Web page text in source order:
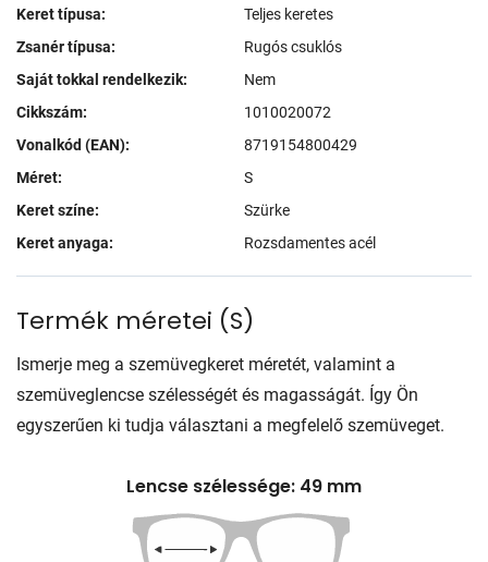
Keret típusa:
Teljes keretes
Zsanér típusa:
Rugós csuklós
Saját tokkal rendelkezik:
Nem
Cikkszám:
1010020072
Vonalkód (EAN):
8719154800429
Méret:
S
Keret színe:
Szürke
Keret anyaga:
Rozsdamentes acél
Termék méretei (S)
Ismerje meg a szemüvegkeret méretét, valamint a
szemüveglencse szélességét és magasságát. Így Ön
egyszerűen ki tudja választani a megfelelő szemüveget.
Lencse szélessége: 49 mm